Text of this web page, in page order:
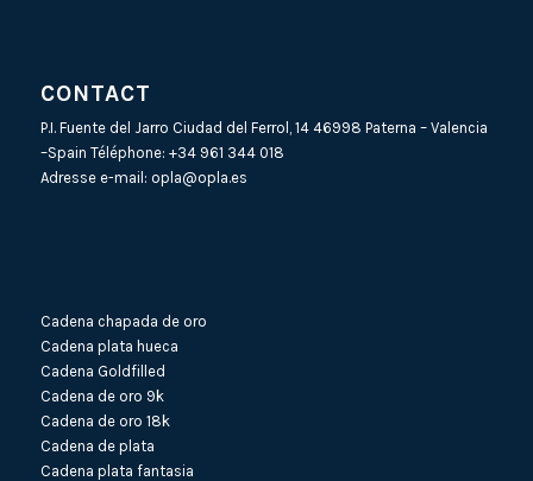
CONTACT
P.I. Fuente del Jarro Ciudad del Ferrol, 14 46998 Paterna – Valencia
–Spain Téléphone: +34 961 344 018
Adresse e-mail: opla@opla.es
Cadena chapada de oro
Cadena plata hueca
Cadena Goldfilled
Cadena de oro 9k
Cadena de oro 18k
Cadena de plata
Cadena plata fantasia